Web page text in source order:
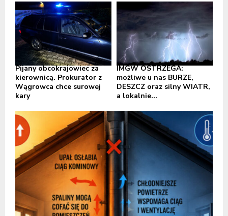
Pijany obcokrajowiec za
kierownicą. Prokurator z
Wągrowca chce surowej
kary
IMGW OSTRZEGA:
możliwe u nas BURZE,
DESZCZ oraz silny WIATR,
a lokalnie...